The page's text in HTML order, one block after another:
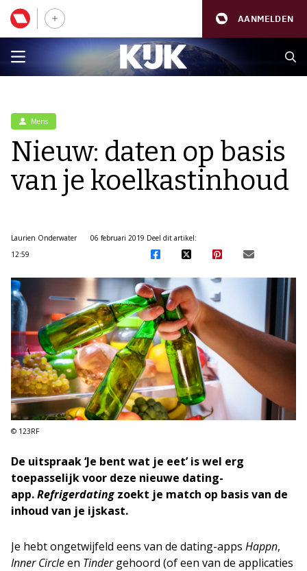
AANMELDEN
Mens
Nieuw: daten op basis
van je koelkastinhoud
Laurien Onderwater
06 februari 2019
12:59
Deel dit artikel:
© 123RF
De uitspraak ‘Je bent wat je eet’ is wel erg
toepasselijk voor deze nieuwe dating-
app.Refrigerdatingzoekt je match op basis van de
inhoud van je ijskast.
Je hebt ongetwijfeld eens van de dating-apps Happn,
Inner Circleen Tindergehoord (of een van de applicaties